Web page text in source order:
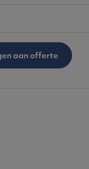
aan offerte